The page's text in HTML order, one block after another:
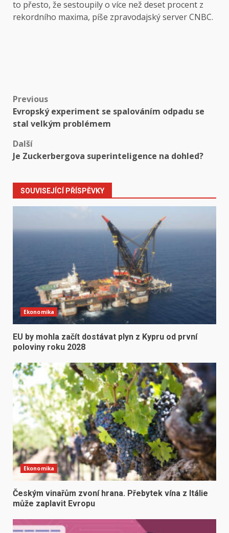
to přesto, že sestoupily o více než deset procent z
rekordního maxima, píše zpravodajský server CNBC.
Post
navigation
Previous
Evropský experiment se spalováním odpadu se
stal velkým problémem
Další
Je Zuckerbergova superinteligence na dohled?
SOUVISEJÍCÍ PŘÍSPĚVKY
Ekonomika
EU by mohla začít dostávat plyn z Kypru od první
poloviny roku 2028
Ekonomika
Českým vinařům zvoní hrana. Přebytek vína z Itálie
může zaplavit Evropu